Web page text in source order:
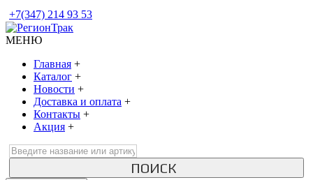
+7(347) 214 93 53
МЕНЮ
Главная +
Каталог +
Новости +
Доставка и оплата +
Контакты +
Акция +
ПОИСК